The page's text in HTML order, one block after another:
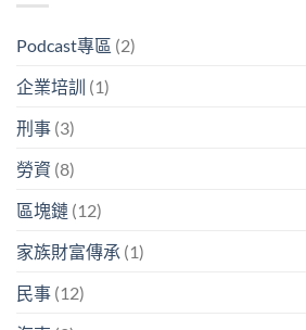
Podcast專區 (2)
企業培訓 (1)
刑事 (3)
勞資 (8)
區塊鏈 (12)
家族財富傳承 (1)
民事 (12)